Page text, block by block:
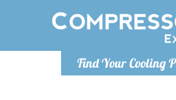
Find Your Cooling